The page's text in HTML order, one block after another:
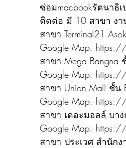
ซ่อมmacbookรัตนาธิเ
ติดต่อ มี 10 สาขา งา
สาขา Terminal21
Google Map. https://
สาขา Mega
Google Map.
สาขา Union Mall ชั้น
Google Map. https://
สาขา เดอะมอลล์ บา
Google Map. https://
สาขา ประเวศ สำนัก